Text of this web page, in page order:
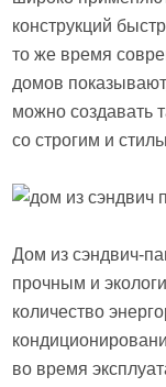
конструкций
то же время
домов
можно создавать
со строгим и
Дом из сэндвич-
прочным и
количество
во время